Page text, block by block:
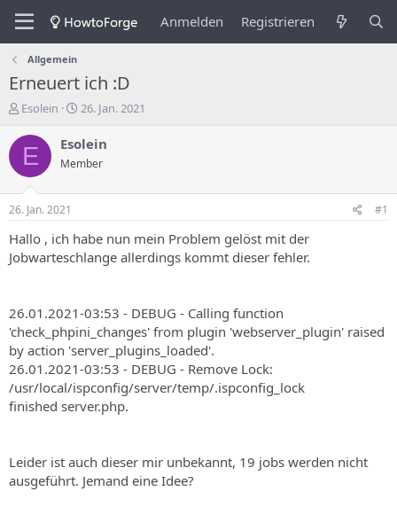
Anmelden Registrieren
Allgemein
Erneuert ich :D
E
s
e
e
r
d
e
h
e
m
a
s
Esolein
E
s
e
n
g
s
t
u
m
26. Jan. 2021
E Esolein
Member
26. Jan. 2021 #1
Hallo , ich habe nun mein Problem gelöst mit der
Jobwarteschlange allerdings kommt dieser fehler.
26.01.2021-03:53 - DEBUG - Calling function
'check_phpini_changes' from plugin 'webserver_plugin' raised
by action 'server_plugins_loaded'.
26.01.2021-03:53 - DEBUG - Remove Lock:
/usr/local/ispconfig/server/temp/.ispconfig_lock
finished server.php.
Leider ist auch dieser mir unbekannt, 19 jobs werden nicht
ausgeführt. Jemand eine Idee?